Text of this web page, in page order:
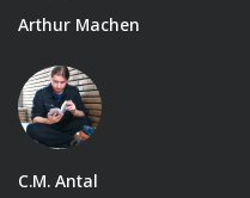
Arthur Machen
C.M. Antal